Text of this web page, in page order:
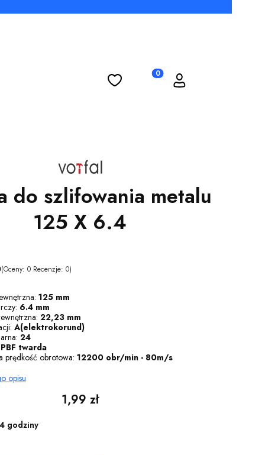
Ulubione Produkty w koszyku: 0.
Koszyk Zaloguj się
do szlifowania metalu
125 X 6.4
(Oceny: 0 Recenzje: 0)
125 mm
6.4 mm
22,23 mm
A(elektrokorund)
24
PBF twarda
prędkość obrotowa: 12200 obr/min - 80m/s
opisu
Cena
1,99 zł
godziny